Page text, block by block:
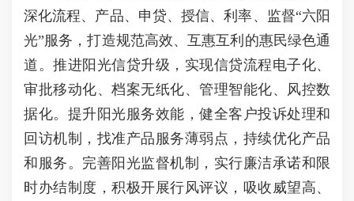
深化流程、产品、申贷、授信、利率、监督“六阳
光”服务，打造规范高效、互惠互利的惠民绿色通
道。推进阳光信贷升级，实现信贷流程电子化、
审批移动化、档案无纸化、管理智能化、风控数
据化。提升阳光服务效能，健全客户投诉处理和
回访机制，找准产品服务薄弱点，持续优化产品
和服务。完善阳光监督机制，实行廉洁承诺和限
时办结制度，积极开展行风评议，吸收威望高、